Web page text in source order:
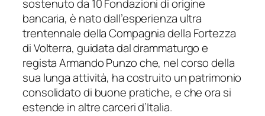
sostenuto da 10 Fondazioni di origine
bancaria, è nato dall’esperienza ultra
trentennale della Compagnia della Fortezza
di Volterra, guidata dal drammaturgo e
regista Armando Punzo che, nel corso della
sua lunga attività, ha costruito un patrimonio
consolidato di buone pratiche, e che ora si
estende in altre carceri d’Italia.